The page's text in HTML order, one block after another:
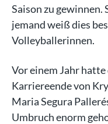
Saison zu gewinnen.
jemand weiß dies
Volleyballerinnen.
Vor einem Jahr hatte
Karriereende von
Maria Segura
Umbruch enorm